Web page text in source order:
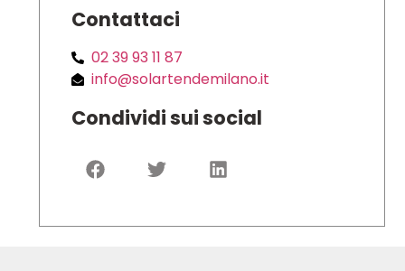
Contattaci
02 39 93 11 87
info@solartendemilano.it
Condividi sui social